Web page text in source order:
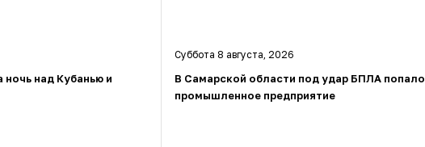
над Кубанью и
Суббота 8 августа, 2026
В Самарской области под удар БПЛА попало
промышленное предприятие